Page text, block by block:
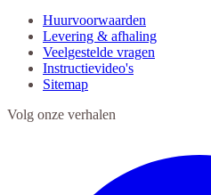
Huurvoorwaarden
Levering & afhaling
Veelgestelde vragen
Instructievideo's
Sitemap
Volg onze verhalen